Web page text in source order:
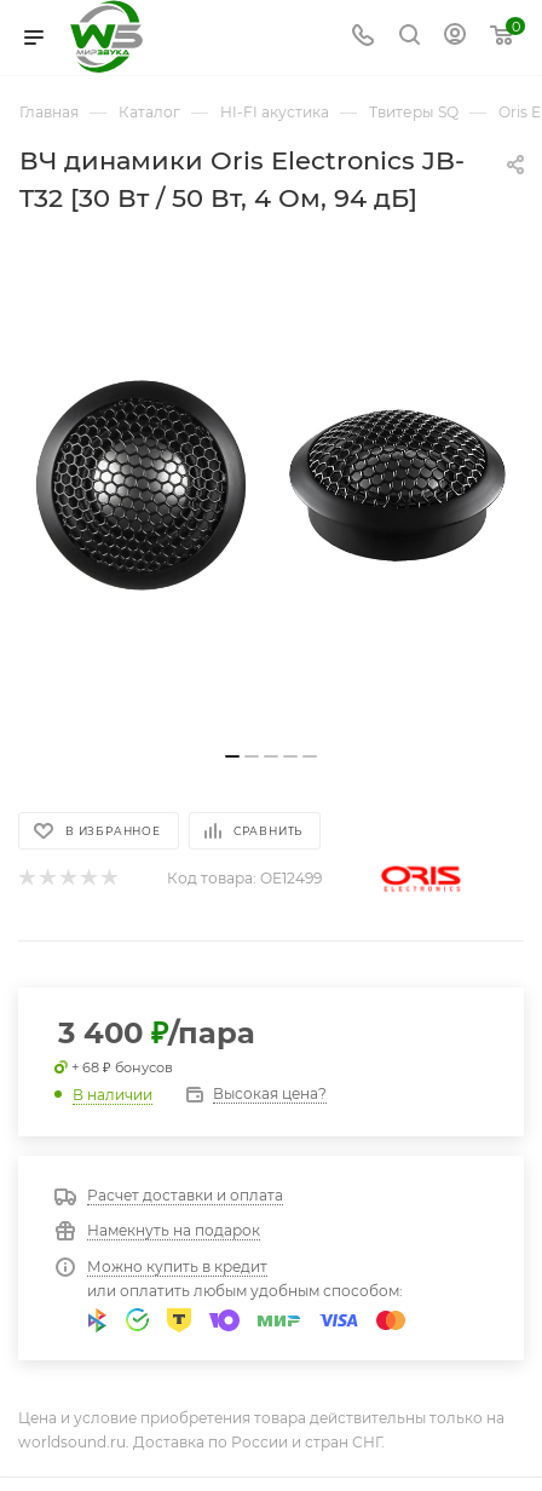
0
Главная — Каталог — HI-FI акустика — Твитеры SQ — Oris
ВЧ динамики Oris Electronics JB-
T32 [30 Вт / 50 Вт, 4 Ом, 94 дБ]
В ИЗБРАННОЕ СРАВНИТЬ
Код товара: OE12499
3 400 ₽/пара
+ 68 ₽ бонусов
В наличии Высокая цена?
Расчет доставки и оплата
Намекнуть на подарок
Можно купить в кредит
или оплатить любым удобным способом:
Цена и условие приобретения товара действительны только на
worldsound.ru. Доставка по России и стран СНГ.